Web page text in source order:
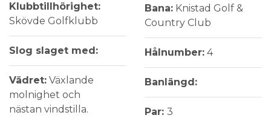
Klubbtillhörighet:
Skövde Golfklubb
Slog slaget med:
Vädret: Växlande
molnighet och
nästan vindstilla.
Bana: Knistad Golf &
Country Club
Hålnumber: 4
Banlängd:
Par: 3